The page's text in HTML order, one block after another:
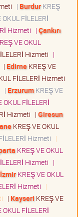
| BurdurKREŞ
OKUL FİLELERİ
Hizmeti | Çankırı
VE OKUL
Hizmeti |
| EdirneKREŞ VE
FİLELERİ Hizmeti
| ErzurumKREŞ VE
OKUL FİLELERİ
Hizmeti | Giresun
KREŞ VE OKUL
Hizmeti |
KREŞ VE OKUL
Hizmeti |
İzmirKREŞ VE OKUL
Hizmeti |
| Kayseri KREŞ VE
OKUL FİLELERİ